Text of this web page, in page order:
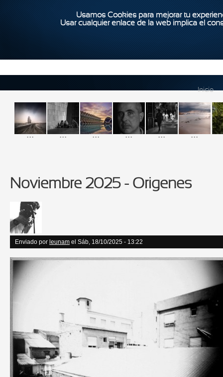
Usamos Cookies para mejorar tu
Usar cualquier enlace de la web implica el
Inicio
... ... ... ... ... ...
Noviembre 2025 - Origenes
Enviado por leunam el Sáb, 18/10/2025 - 13:22